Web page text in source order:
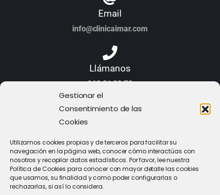
Gestionar el
Consentimiento de las
Cookies
Utilizamos cookies propias y de terceros para facilitar su
navegación en la página web, conocer cómo interactúas con
nosotros y recopilar datos estadísticos. Por favor, lee nuestra
Política de Cookies para conocer con mayor detalle las cookies
que usamos, su finalidad y como poder configurarlas o
rechazarlas, si así lo considera.
Email
info@clinicaimar.com
Llámanos
968 21 23 70